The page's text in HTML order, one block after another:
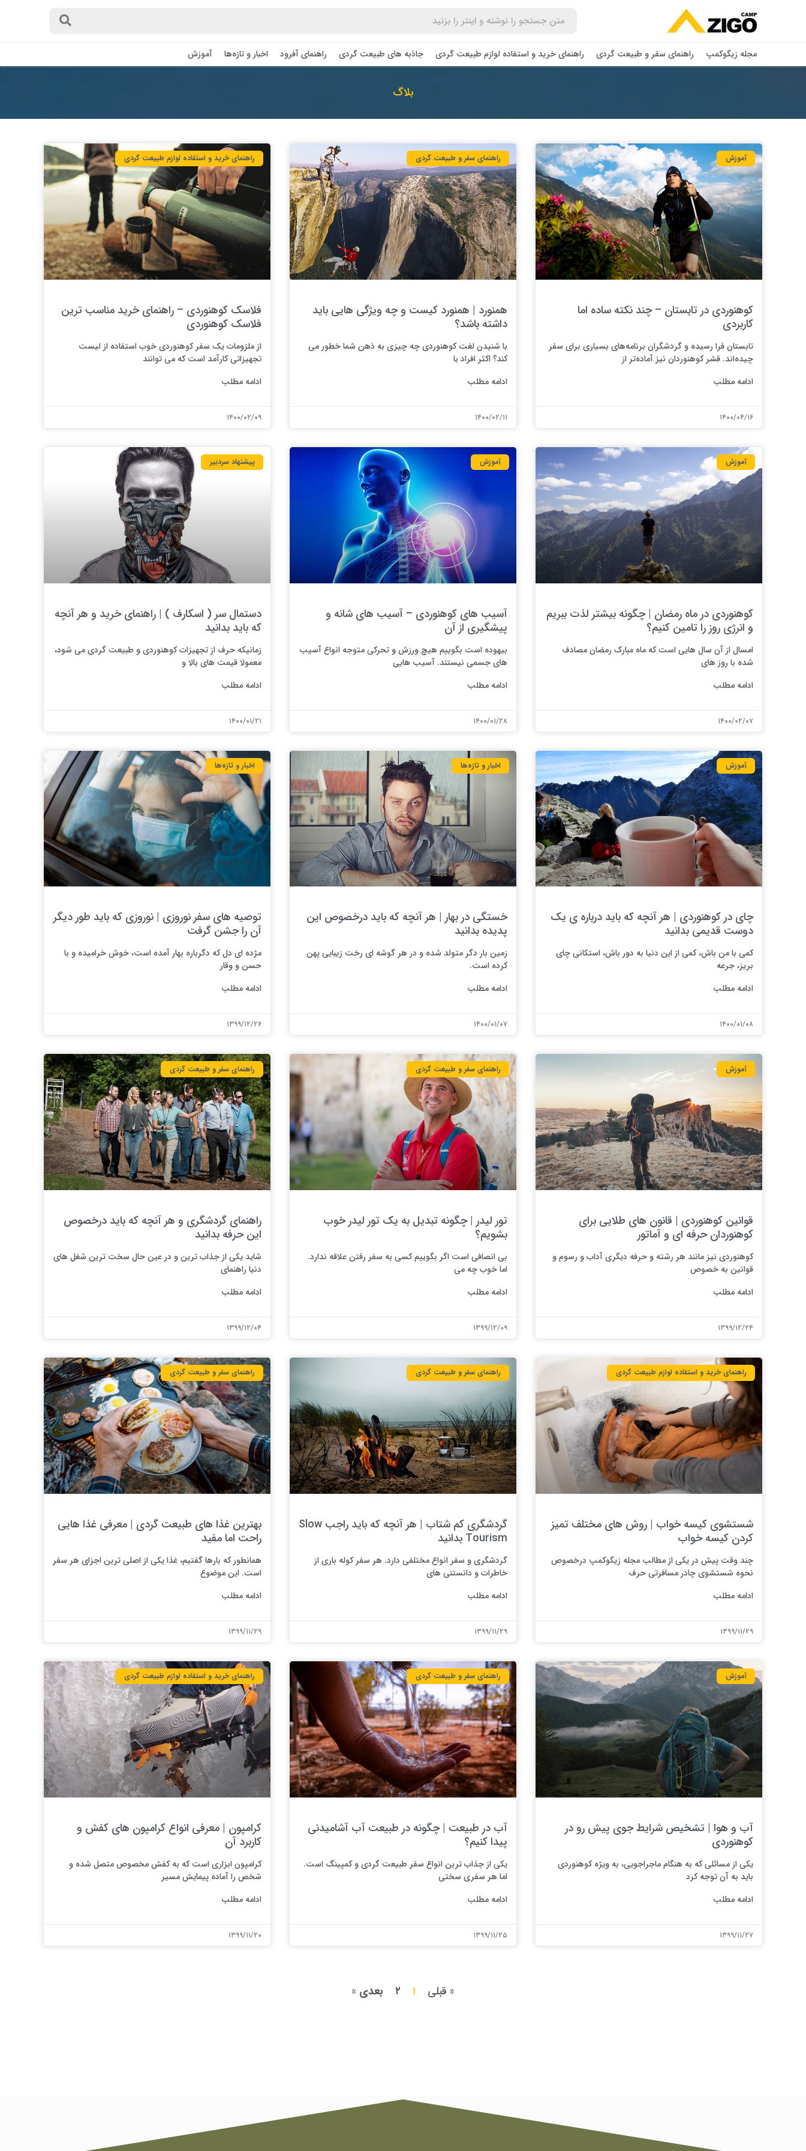
مجله زیگوکمپ راهنمای سفر و طبیعت گردی راهنمای خرید و استفاده لوازم طبیعت ‌گردی جاذبه های طبیعت گردی راهنمای آفرود اخبار و تازه‌ها آموزش
بلاگ
آموزش
کوهنوردی در تابستان – چند نکته ساده اما
کاربردی
تابستان فرا رسیده و گردشگران برنامه­‌های بسیاری برای سفر
چیده‌اند. قشر کوهنوردان نیز آماده­‌تر از
ادامه مطلب
۱۴۰۰/۰۴/۱۶
راهنمای سفر و طبیعت گردی
همنورد | همنورد کیست و چه ویژگی هایی باید
داشته باشد؟
با شنیدن لغت کوهنوردی چه چیزی به ذهن شما خطور می
کند؟ اکثر افراد با
ادامه مطلب
۱۴۰۰/۰۲/۱۱
راهنمای خرید و استفاده لوازم طبیعت ‌گردی
فلاسک کوهنوردی – راهنمای خرید مناسب ترین
فلاسک کوهنوردی
از ملزومات یک سفر کوهنوردی خوب استفاده از لیست
تجهیزاتی کارآمد است که می توانند
ادامه مطلب
۱۴۰۰/۰۲/۰۹
آموزش
کوهنوردی در ماه رمضان | چگونه بیشتر لذت ببریم
و انرژی روز را تامین کنیم؟
امسال از آن سال هایی است که ماه مبارک رمضان مصادف
شده با روز های
ادامه مطلب
۱۴۰۰/۰۲/۰۷
آموزش
آسیب های کوهنوردی – آسیب های شانه و
پیشگیری از آن
بیهوده است بگوییم هیچ ورزش و تحرکی متوجه انواع آسیب
های جسمی نیستند. آسیب هایی
ادامه مطلب
۱۴۰۰/۰۱/۲۸
پیشنهاد سردبیر
دستمال سر ( اسکارف ) | راهنمای خرید و هر آنچه
که باید بدانید
زمانیکه حرف از تجهیزات کوهنوردی و طبیعت گردی می شود،
معمولا قیمت های بالا و
ادامه مطلب
۱۴۰۰/۰۱/۲۱
آموزش
چای در کوهنوردی | هر آنچه که باید درباره ی یک
دوست قدیمی بدانید
کمی با من باش، کمی از این دنیا به دور باش، استکانی چای
بریز، جرعه
ادامه مطلب
۱۴۰۰/۰۱/۰۸
اخبار و تازه‌ها
خستگی در بهار | هر آنچه که باید درخصوص این
پدیده بدانید
زمین بار دگر متولد شده و در هر گوشه ای رخت زیبایی پهن
کرده است.
ادامه مطلب
۱۴۰۰/۰۱/۰۷
اخبار و تازه‌ها
توصیه های سفر نوروزی | نوروزی که باید طور دیگر
آن را جشن گرفت
مژده ای دل که دگرباره بهار آمده است، خوش خرامیده و با
حسن و وقار
ادامه مطلب
۱۳۹۹/۱۲/۲۶
آموزش
قوانین کوهنوردی | قانون های طلایی برای
کوهنوردان حرفه ای و آماتور
کوهنوردی نیز مانند هر رشته و حرفه دیگری آداب و رسوم و
قوانین به خصوص
ادامه مطلب
۱۳۹۹/۱۲/۲۴
راهنمای سفر و طبیعت گردی
تور لیدر | چگونه تبدیل به یک تور لیدر خوب
بشویم؟
بی انصافی است اگر بگوییم کسی به سفر رفتن علاقه ندارد.
اما خوب چه می
ادامه مطلب
۱۳۹۹/۱۲/۰۹
راهنمای سفر و طبیعت گردی
راهنمای گردشگری و هر آنچه که باید درخصوص
این حرفه بدانید
شاید یکی از جذاب ترین و در عین حال سخت ترین شغل های
دنیا راهنمای
ادامه مطلب
۱۳۹۹/۱۲/۰۴
راهنمای خرید و استفاده لوازم طبیعت ‌گردی
شستشوی کیسه خواب | روش های مختلف تمیز
کردن کیسه خواب
چند وقت پیش در یکی از مطالب مجله زیگوکمپ درخصوص
نحوه شستشوی چادر مسافرتی حرف
ادامه مطلب
۱۳۹۹/۱۱/۲۹
راهنمای سفر و طبیعت گردی
گردشگری کم شتاب | هر آنچه که باید راجب Slow
Tourism بدانید
گردشگری و سفر انواع مختلفی دارد. هر سفر کوله باری از
خاطرات و دانستنی های
ادامه مطلب
۱۳۹۹/۱۱/۲۹
راهنمای سفر و طبیعت گردی
بهترین غذا های طبیعت گردی | معرفی غذا هایی
راحت اما مفید
همانطور که بارها گفتیم، غذا یکی از اصلی ترین اجزای هر سفر
است. این موضوع
ادامه مطلب
۱۳۹۹/۱۱/۲۹
آموزش
آب و هوا | تشخیص شرایط جوی پیش رو در
کوهنوردی
یکی از مسائلی که به هنگام ماجراجویی، به ویژه کوهنوردی
باید به آن توجه کرد
ادامه مطلب
۱۳۹۹/۱۱/۲۷
راهنمای سفر و طبیعت گردی
آب در طبیعت | چگونه در طبیعت آب آشامیدنی
پیدا کنیم؟
یکی از جذاب ترین انواع سفر طبیعت گردی و کمپینگ است.
اما هر سفری سختی
ادامه مطلب
۱۳۹۹/۱۱/۲۵
راهنمای خرید و استفاده لوازم طبیعت ‌گردی
کرامپون | معرفی انواع کرامپون های کفش و
کاربرد آن
کرامپون ابزاری است که به کفش مخصوص متصل شده و
شخص را آماده پیمایش مسیر
ادامه مطلب
۱۳۹۹/۱۱/۲۰
« قبلی ۱ ۲ بعدی »